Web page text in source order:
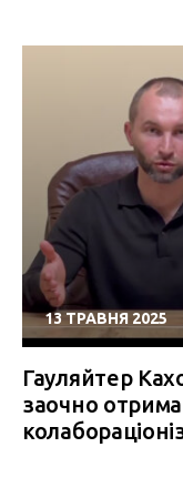
13 ТРАВНЯ 2025
Гауляйтер
заочно